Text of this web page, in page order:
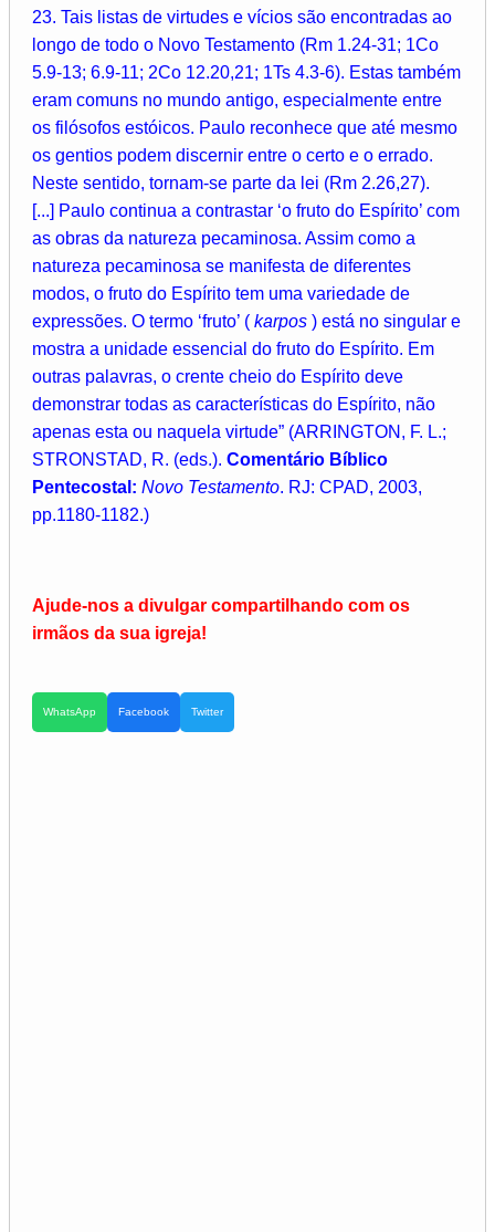
23. Tais listas de virtudes e vícios são encontradas ao
longo de todo o Novo Testamento (Rm 1.24-31; 1Co
5.9-13; 6.9-11; 2Co 12.20,21; 1Ts 4.3-6). Estas também
eram comuns no mundo antigo, especialmente entre
os filósofos estóicos. Paulo reconhece que até mesmo
os gentios podem discernir entre o certo e o errado.
Neste sentido, tornam-se parte da lei (Rm 2.26,27).
[...] Paulo continua a contrastar ‘o fruto do Espírito’ com
as obras da natureza pecaminosa. Assim como a
natureza pecaminosa se manifesta de diferentes
modos, o fruto do Espírito tem uma variedade de
expressões. O termo ‘fruto’ ( karpos ) está no singular e
mostra a unidade essencial do fruto do Espírito. Em
outras palavras, o crente cheio do Espírito deve
demonstrar todas as características do Espírito, não
apenas esta ou naquela virtude” (ARRINGTON, F. L.;
STRONSTAD, R. (eds.). Comentário Bíblico
Pentecostal: Novo Testamento. RJ: CPAD, 2003,
pp.1180-1182.)
Ajude-nos a divulgar compartilhando com os
irmãos da sua igreja!
WhatsApp Facebook Twitter